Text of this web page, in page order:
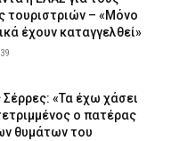
τουριστριών – «Μόνο
έχουν καταγγελθεί»
«Τα έχω χάσει
ο πατέρας
θυμάτων του